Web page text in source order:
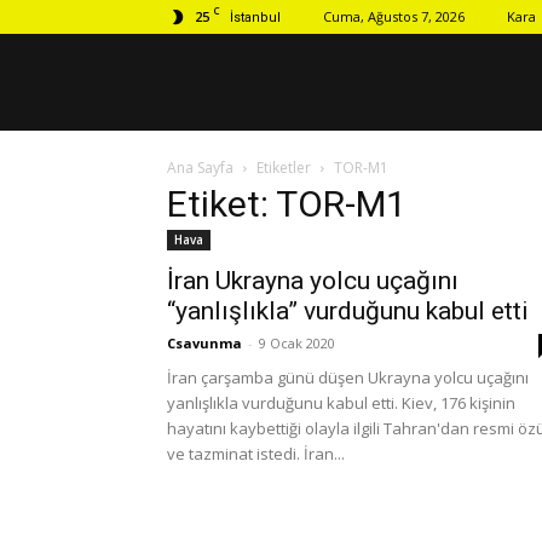
25 C İstanbul Cuma, Ağustos 7, 2026 Kara
Ana Sayfa Etiketler TOR-M1
Etiket: TOR-M1
Hava
İran Ukrayna yolcu uçağını
“yanlışlıkla” vurduğunu kabul etti
Csavunma - 9 Ocak 2020
İran çarşamba günü düşen Ukrayna yolcu uçağını
yanlışlıkla vurduğunu kabul etti. Kiev, 176 kişinin
hayatını kaybettiği olayla ilgili Tahran'dan resmi
ve tazminat istedi. İran...